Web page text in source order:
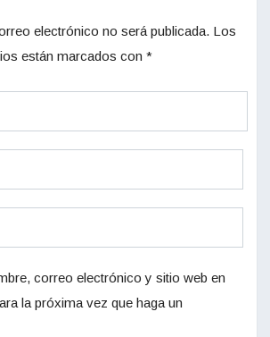
electrónico no será publicada. Los
están marcados con *
correo electrónico y sitio web en
la próxima vez que haga un